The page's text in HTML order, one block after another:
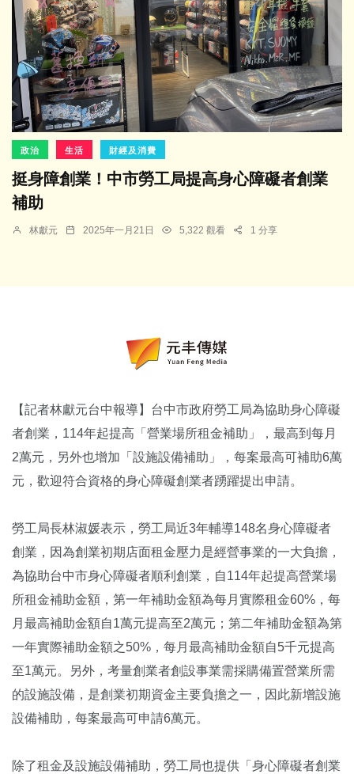
政治 生活 財經及消費
挺身障創業！中市勞工局提高身心障礙者創業
補助
林獻元 2025年一月21日 5,322 觀看 1 分享
【記者林獻元台中報導】台中市政府勞工局為協助身心障礙
者創業，114年起提高「營業場所租金補助」，最高到每月
2萬元，另外也增加「設施設備補助」，每案最高可補助6萬
元，歡迎符合資格的身心障礙創業者踴躍提出申請。
勞工局長林淑媛表示，勞工局近3年輔導148名身心障礙者
創業，因為創業初期店面租金壓力是經營事業的一大負擔，
為協助台中市身心障礙者順利創業，自114年起提高營業場
所租金補助金額，第一年補助金額為每月實際租金60%，每
月最高補助金額自1萬元提高至2萬元；第二年補助金額為第
一年實際補助金額之50%，每月最高補助金額自5千元提高
至1萬元。另外，考量創業者創設事業需採購備置營業所需
的設施設備，是創業初期資金主要負擔之一，因此新增設施
設備補助，每案最高可申請6萬元。
除了租金及設施設備補助，勞工局也提供「身心障礙者創業